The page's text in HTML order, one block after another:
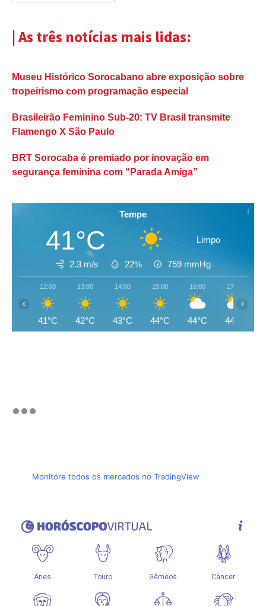
| As três notícias mais lidas:
Museu Histórico Sorocabano abre exposição sobre
tropeirismo com programação especial
Brasileirão Feminino Sub-20: TV Brasil transmite
Flamengo X São Paulo
BRT Sorocaba é premiado por inovação em
segurança feminina com “Parada Amiga”
Tempe
41°C Limpo
2.3 m/s 22% 759 mmHg
12:00
41°C
13:00
42°C
14:00
43°C
15:00
44°C
16:00
44°C
17:00
44°C
‹ ›
Monitore todos os mercados no TradingView